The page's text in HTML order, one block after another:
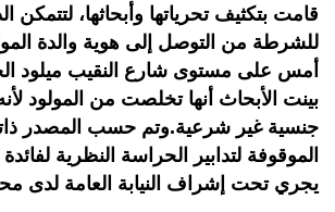
قامت بتكثيف تحرياتها وأبحاثها، لتتمكن
للشرطة من التوصل إلى هوية والدة
أمس على مستوى شارع النقيب ميلود
بينت الأبحاث أنها تخلصت من المولود
جنسية غير شرعية.وتم حسب المصدر
الموقوفة لتدابير الحراسة النظرية
يجري تحت إشراف النيابة العامة لدى